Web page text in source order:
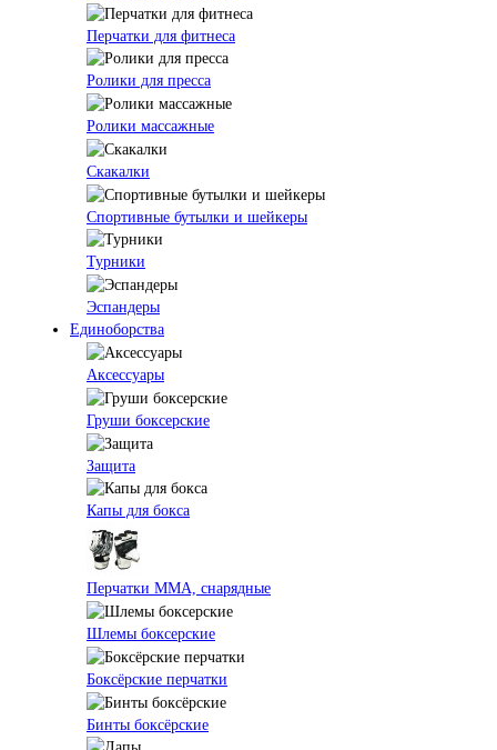
Перчатки для фитнеса
Ролики для пресса
Ролики массажные
Скакалки
Спортивные бутылки и шейкеры
Турники
Эспандеры
Единоборства
Аксессуары
Груши боксерские
Защита
Капы для бокса
Перчатки ММА, снарядные
Шлемы боксерские
Боксёрские перчатки
Бинты боксёрские